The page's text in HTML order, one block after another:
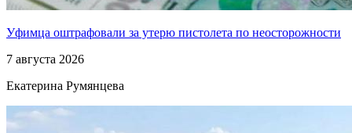
Уфимца оштрафовали за утерю пистолета по неосторожности
7 августа 2026
Екатерина Румянцева